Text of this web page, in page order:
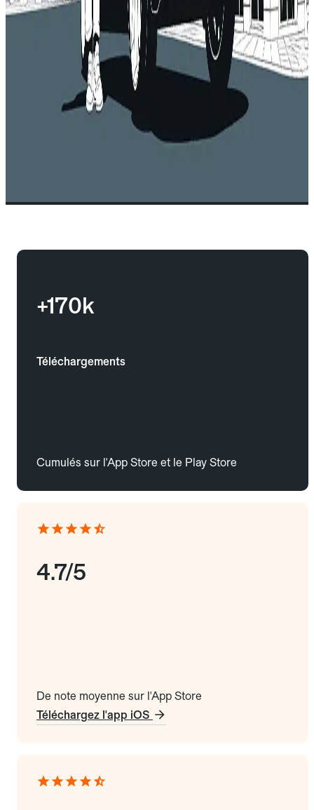
+170k
Téléchargements
Cumulés sur l'App Store et le Play Store
4.7/5
De note moyenne sur l'App Store
Téléchargez l'app iOS